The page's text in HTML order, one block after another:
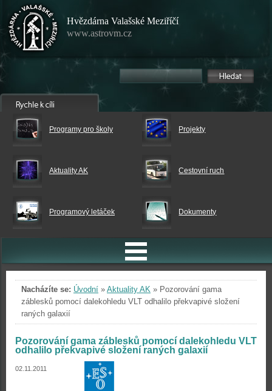
Hvězdárna Valašské Meziříčí
www.astrovm.cz
Programy pro školy Projekty
Aktuality AK Cestovní ruch
Programový letáček Dokumenty
Nacházíte se: Úvodní » Aktuality AK » Pozorování gama
záblesků pomocí dalekohledu VLT odhalilo překvapivé složení
raných galaxií
Pozorování gama záblesků pomocí dalekohledu VLT
odhalilo překvapivé složení raných galaxií
02.11.2011